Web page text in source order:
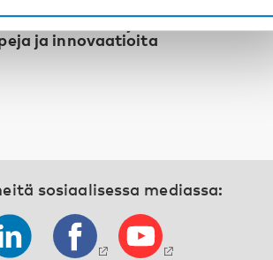
– Pohjoismais-
ja innovaatioita
sosiaalisessa mediassa: